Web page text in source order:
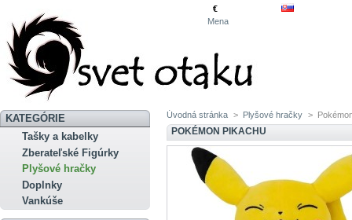
€
Mena
KATEGÓRIE
Tašky a kabelky
Zberateľské Figúrky
Plyšové hračky
Doplnky
Vankúše
Úvodná stránka > Plyšové hračky >
POKÉMON PIKACHU